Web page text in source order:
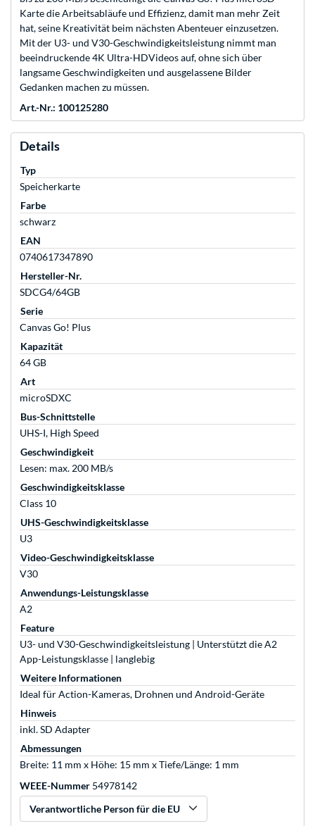
Karte die Arbeitsabläufe und Effizienz, damit man mehr Zeit
hat, seine Kreativität beim nächsten Abenteuer einzusetzen.
Mit der U3- und V30-Geschwindigkeitsleistung nimmt man
beeindruckende 4K Ultra-HDVideos auf, ohne sich über
langsame Geschwindigkeiten und ausgelassene Bilder
Gedanken machen zu müssen.
Art.-Nr.: 100125280
Details
Typ
Speicherkarte
Farbe
schwarz
EAN
0740617347890
Hersteller-Nr.
SDCG4/64GB
Serie
Canvas Go! Plus
Kapazität
64 GB
Art
microSDXC
Bus-Schnittstelle
UHS-I, High Speed
Geschwindigkeit
Lesen: max. 200 MB/s
Geschwindigkeitsklasse
Class 10
UHS-Geschwindigkeitsklasse
U3
Video-Geschwindigkeitsklasse
V30
Anwendungs-Leistungsklasse
A2
Feature
U3- und V30-Geschwindigkeitsleistung | Unterstützt die A2
App-Leistungsklasse | langlebig
Weitere Informationen
Ideal für Action-Kameras, Drohnen und Android-Geräte
Hinweis
inkl. SD Adapter
Abmessungen
Breite: 11 mm x Höhe: 15 mm x Tiefe/Länge: 1 mm
WEEE-Nummer 54978142
Verantwortliche Person für die EU